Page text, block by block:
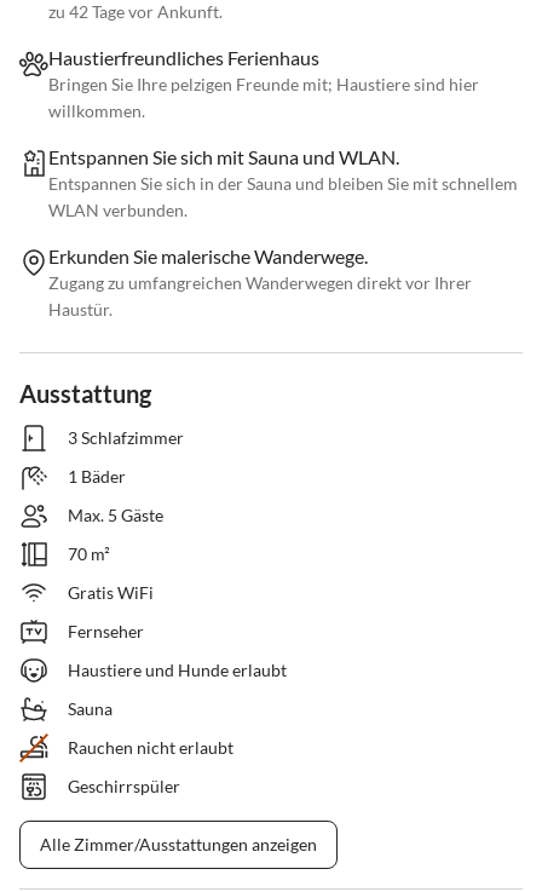
zu 42 Tage vor Ankunft.
Haustierfreundliches Ferienhaus
Bringen Sie Ihre pelzigen Freunde mit; Haustiere sind hier
willkommen.
Entspannen Sie sich mit Sauna und WLAN.
Entspannen Sie sich in der Sauna und bleiben Sie mit schnellem
WLAN verbunden.
Erkunden Sie malerische Wanderwege.
Zugang zu umfangreichen Wanderwegen direkt vor Ihrer
Haustür.
Ausstattung
3 Schlafzimmer
1 Bäder
Max. 5 Gäste
70 m²
Gratis WiFi
Fernseher
Haustiere und Hunde erlaubt
Sauna
Rauchen nicht erlaubt
Geschirrspüler
Alle Zimmer/Ausstattungen anzeigen